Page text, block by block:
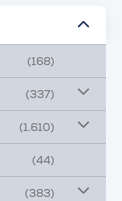
(168)
(337)
(1.610)
(44)
(383)